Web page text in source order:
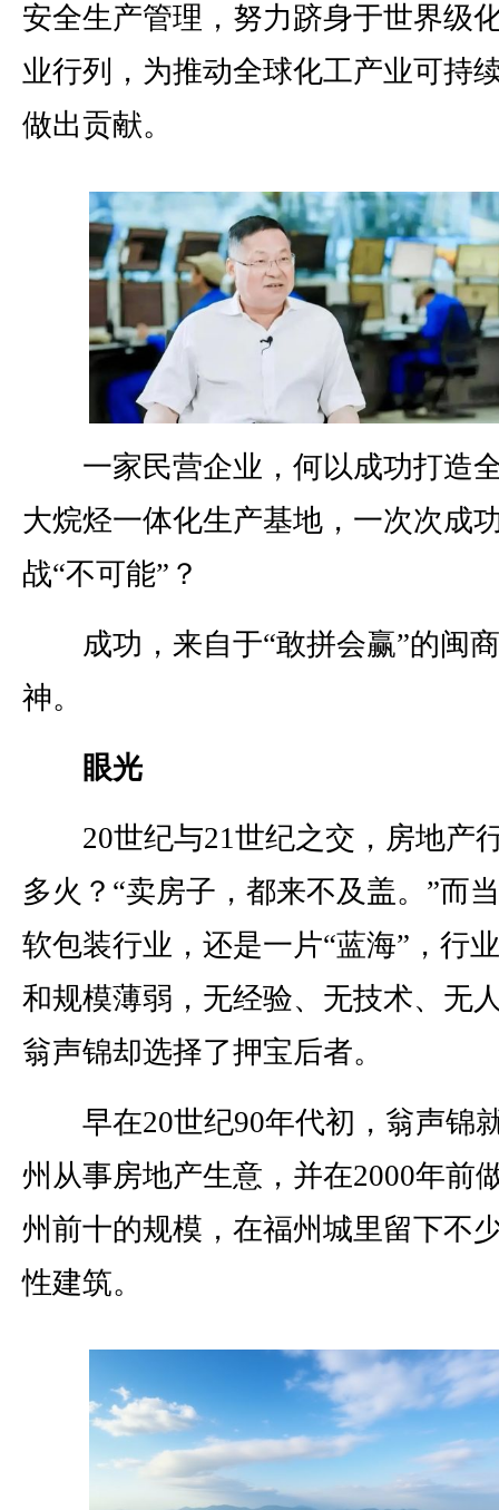
安全生产管理，努力跻身于世界级
业行列，为推动全球化工产业可持
做出贡献。
一家民营企业，何以成功打造
大烷烃一体化生产基地，一次次成
战“不可能”？
成功，来自于“敢拼会赢”的闽
神。
眼光
20世纪与21世纪之交，房地产
多火？“卖房子，都来不及盖。”而
软包装行业，还是一片“蓝海”，行
和规模薄弱，无经验、无技术、无
翁声锦却选择了押宝后者。
早在20世纪90年代初，翁声锦
州从事房地产生意，并在2000年前
州前十的规模，在福州城里留下不
性建筑。